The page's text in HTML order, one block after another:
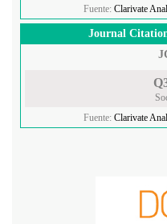
Fuente: Clarivate
Journal
Fuente: Clarivate